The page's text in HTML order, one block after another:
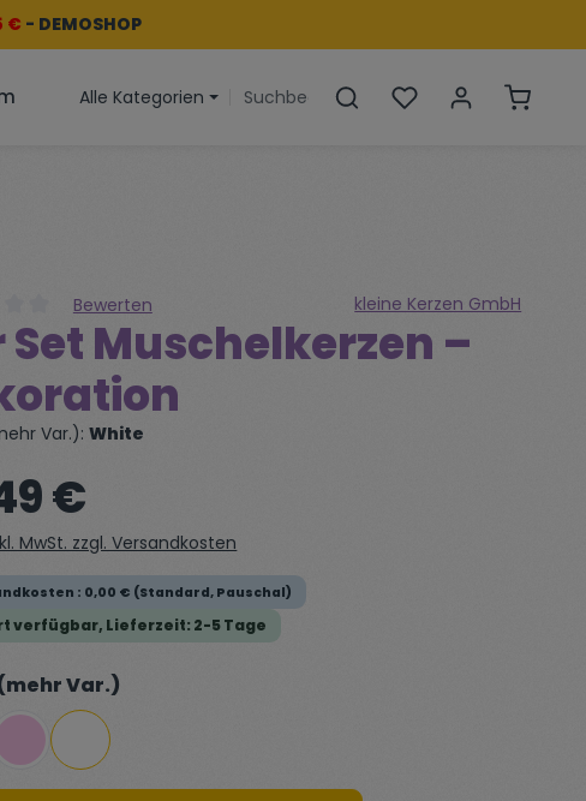
€ - DEMOSHOP
Alle Kategorien
Du hast 0 Produkte
Bewertung von 0 von 5 Sternen
Bewerten kleine Kerzen GmbH
Set Muschelkerzen –
Var.):White
€
MwSt. zzgl. Versandkosten
: 0,00 € (Standard, Pauschal)
verfügbar, Lieferzeit: 2-5 Tage
Var.)
Pink White